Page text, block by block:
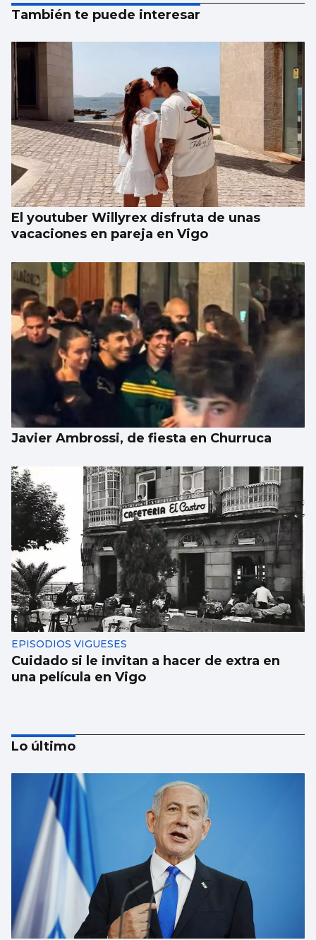
También te puede interesar
El youtuber Willyrex disfruta de unas
vacaciones en pareja en Vigo
Javier Ambrossi, de fiesta en Churruca
EPISODIOS VIGUESES
Cuidado si le invitan a hacer de extra en
una película en Vigo
El Puerto pone en marcha el cambio del
“skyline” de Guixar
Lo último